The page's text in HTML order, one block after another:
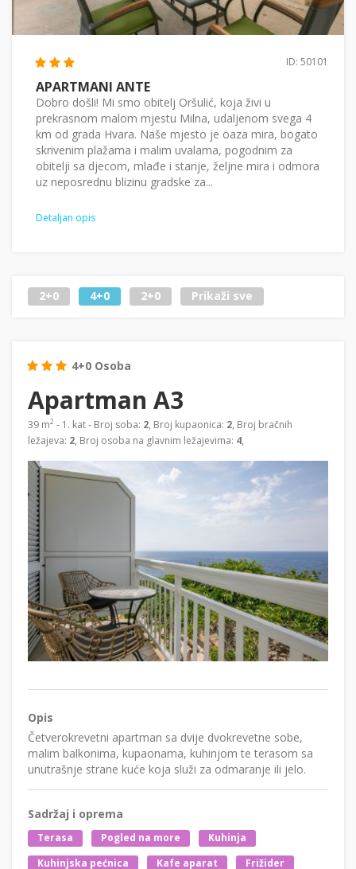
ID: 50101
APARTMANI ANTE
Dobro došli! Mi smo obitelj Oršulić, koja živi u
prekrasnom malom mjestu Milna, udaljenom svega 4
km od grada Hvara. Naše mjesto je oaza mira, bogato
skrivenim plažama i malim uvalama, pogodnim za
obitelji sa djecom, mlađe i starije, željne mira i odmora
uz neposrednu blizinu gradske za...
Detaljan opis
2+0 4+0 2+0 Prikaži sve
4+0 Osoba
Apartman A3
39 m2 - 1. kat - Broj soba: 2, Broj kupaonica: 2, Broj bračnih
ležajeva: 2, Broj osoba na glavnim ležajevima: 4,
Opis
Četverokrevetni apartman sa dvije dvokrevetne sobe,
malim balkonima, kupaonama, kuhinjom te terasom sa
unutrašnje strane kuće koja služi za odmaranje ili jelo.
Sadržaj i oprema
Terasa Pogled na more
Kuhinja
Kuhinjska pećnica
Kafe aparat Frižider